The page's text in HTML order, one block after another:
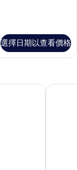
選擇日期以查看價格
坐山 水